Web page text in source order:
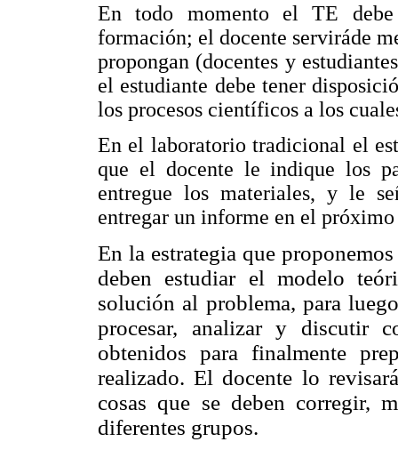
En todo momento el TE
formación; el docente serviráde
propongan (docentes y
el estudiante debe tener
los procesos científicos a los
En el laboratorio tradicional el
que el docente le indique los
entregue los materiales, y le
entregar un informe en el
En la estrategia que
deben estudiar el modelo
solución al problema, para
procesar, analizar y discutir
obtenidos para finalmente
realizado. El docente lo
cosas que se deben corregir,
diferentes grupos.